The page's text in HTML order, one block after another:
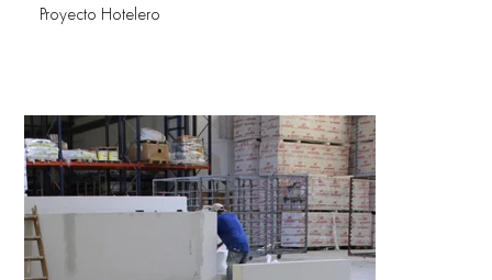
Proyecto Hotelero